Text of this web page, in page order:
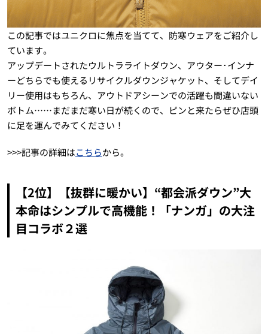
この記事ではユニクロに焦点を当てて、防寒ウェアをご紹介し
ています。
アップデートされたウルトラライトダウン、アウター･インナ
ーどちらでも使えるリサイクルダウンジャケット、そしてデイ
リー使用はもちろん、アウトドアシーンでの活躍も間違いない
ボトム……まだまだ寒い日が続くので、ピンと来たらぜひ店頭
に足を運んでみてください！
>>>記事の詳細はこちらから。
【2位】【抜群に暖かい】“都会派ダウン”大
本命はシンプルで高機能！「ナンガ」の大注
目コラボ２選